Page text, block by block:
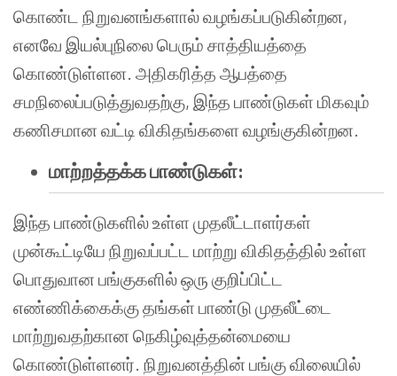
கொண்ட நிறுவனங்களால் வழங்கப்படுகின்றன,
எனவே இயல்புநிலை பெரும் சாத்தியத்தை
கொண்டுள்ளன. அதிகரித்த ஆபத்தை
சமநிலைப்படுத்துவதற்கு, இந்த பாண்டுகள் மிகவும்
கணிசமான வட்டி விகிதங்களை வழங்குகின்றன.
மாற்றத்தக்க பாண்டுகள்:
இந்த பாண்டுகளில் உள்ள முதலீட்டாளர்கள்
முன்கூட்டியே நிறுவப்பட்ட மாற்று விகிதத்தில் உள்ள
பொதுவான பங்குகளில் ஒரு குறிப்பிட்ட
எண்ணிக்கைக்கு தங்கள் பாண்டு முதலீட்டை
மாற்றுவதற்கான நெகிழ்வுத்தன்மையை
கொண்டுள்ளனர். நிறுவனத்தின் பங்கு விலையில்